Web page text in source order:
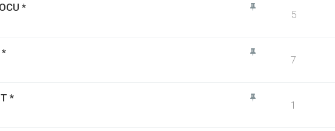
*
5
*
7
*
1